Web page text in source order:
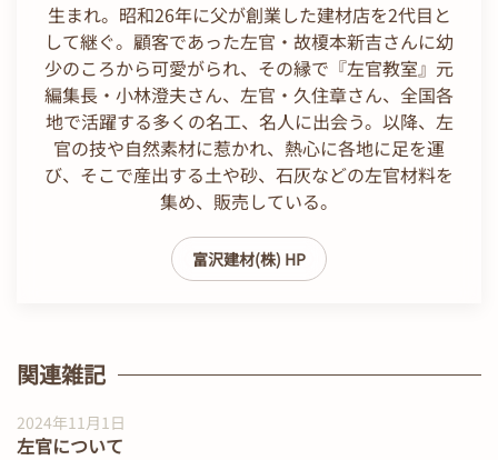
生まれ。昭和26年に父が創業した建材店を2代目と
して継ぐ。顧客であった左官・故榎本新吉さんに幼
少のころから可愛がられ、その縁で『左官教室』元
編集長・小林澄夫さん、左官・久住章さん、全国各
地で活躍する多くの名工、名人に出会う。以降、左
官の技や自然素材に惹かれ、熱心に各地に足を運
び、そこで産出する土や砂、石灰などの左官材料を
集め、販売している。
富沢建材(株) HP
関連雑記
2024年11月1日
左官について